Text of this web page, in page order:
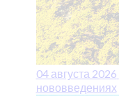
04 августа 2026
нововведениях